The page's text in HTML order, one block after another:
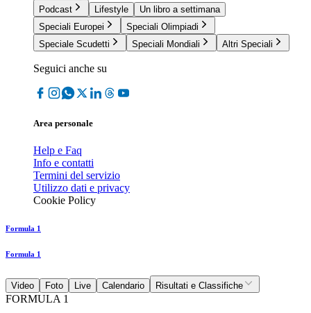
Podcast
Lifestyle
Un libro a settimana
Speciali Europei
Speciali Olimpiadi
Speciale Scudetti
Speciali Mondiali Altri Speciali
Seguici anche su
Area personale
Help e Faq
Info e contatti
Termini del servizio
Utilizzo dati e privacy
Cookie Policy
Formula 1
Formula 1
Video Foto Live Calendario Risultati e Classifiche
FORMULA 1